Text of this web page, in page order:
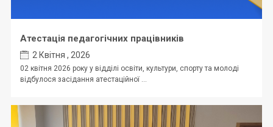
Атестація педагогічних працівників
2 Квітня , 2026
02 квітня 2026 року у відділі освіти, культури, спорту та молоді
відбулося засідання атестаційної ...